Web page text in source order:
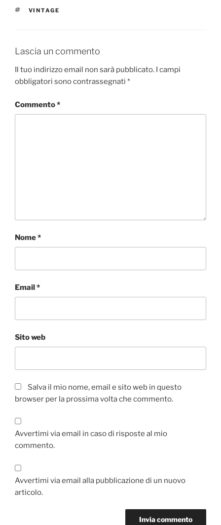
TAG
VINTAGE
Lascia un commento
Il tuo indirizzo email non sarà pubblicato. I campi
obbligatori sono contrassegnati *
Commento*
Nome*
Email*
Sito web
Salva il mio nome, email e sito web in questo
browser per la prossima volta che commento.
Avvertimi via email in caso di risposte al mio
commento.
Avvertimi via email alla pubblicazione di un nuovo
articolo.